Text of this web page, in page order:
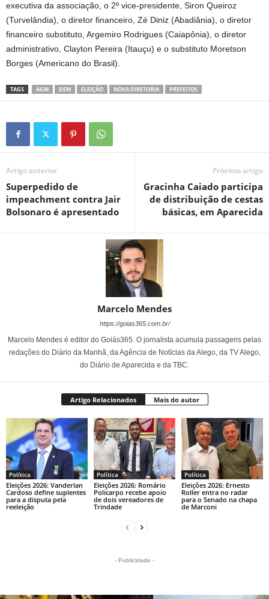
executiva da associação, o 2º vice-presidente, Siron Queiroz
(Turvelândia), o diretor financeiro, Zé Diniz (Abadiânia), o diretor
financeiro substituto, Argemiro Rodrigues (Caiapônia), o diretor
administrativo, Clayton Pereira (Itauçu) e o substituto Moretson
Borges (Americano do Brasil).
TAGS AGM DEM ELEIÇÃO NOVA DIRETORIA PREFEITOS
Artigo anterior
Superpedido de
impeachment contra Jair
Bolsonaro é apresentado
Próximo artigo
Gracinha Caiado participa
de distribuição de cestas
básicas, em Aparecida
Marcelo Mendes
https://goias365.com.br/
Marcelo Mendes é editor do Goiás365. O jornalista acumula passagens pelas
redações do Diário da Manhã, da Agência de Notícias da Alego, da TV Alego,
do Diário de Aparecida e da TBC.
Artigo Relacionados Mais do autor
Política
Eleições 2026: Vanderlan
Cardoso define suplentes
para a disputa pela
reeleição
Política
Eleições 2026: Romário
Policarpo recebe apoio
de dois vereadores de
Trindade
Política
Eleições 2026: Ernesto
Roller entra no radar
para o Senado na chapa
de Marconi
- Publicidade -